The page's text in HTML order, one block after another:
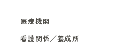
医療機関
看護関係／養成所